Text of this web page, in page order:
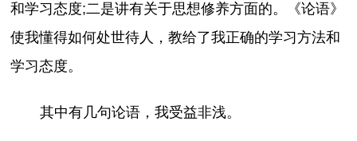
和学习态度;二是讲有关于思想修养方面的。《论语》
使我懂得如何处世待人，教给了我正确的学习方法和
学习态度。
其中有几句论语，我受益非浅。